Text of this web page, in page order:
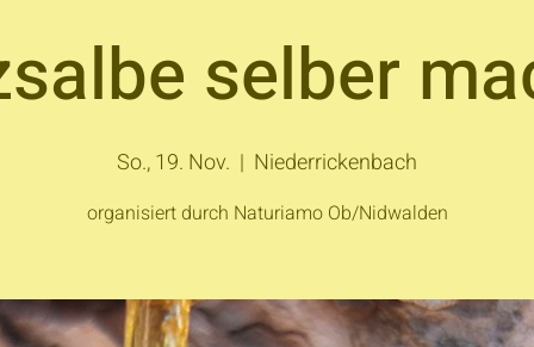
selber
So., 19. Nov.
  |
Niederrickenbach